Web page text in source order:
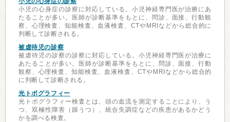
小児の心身症の診察に対応している。小児神経専門医が治療にあ
たることが多い。医師が診断基準をもとに、問診、面接、行動観
察、心理検査、知能検査、血液検査、CTやMRIなどから総合的に
判断して診断される。
被虐待児の診察
被虐待児の診察の診察に対応している。小児神経専門医が治療に
あたることが多い。医師が診断基準をもとに、問診、面接、行動
観察、心理検査、知能検査、血液検査、CTやMRIなどから総合的
に判断して診断される。
光トポグラフィー
光トポグラフィー検査とは、頭の血流を測定することにより、う
つ、双極性障害（躁うつ）、統合失調症などの疾患があるかどう
かを調べる検査。